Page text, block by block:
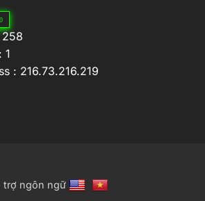
0
1
: 216.73.216.219
trợ ngôn ngữ